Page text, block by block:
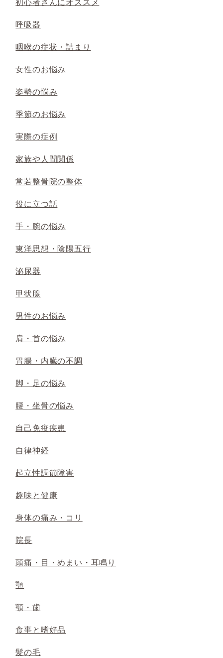
呼吸器
咽喉の症状・詰まり
女性のお悩み
姿勢の悩み
季節のお悩み
実際の症例
家族や人間関係
常若整骨院の整体
役に立つ話
手・腕の悩み
東洋思想・陰陽五行
泌尿器
甲状腺
男性のお悩み
肩・首の悩み
胃腸・内臓の不調
脚・足の悩み
腰・坐骨の悩み
自己免疫疾患
自律神経
起立性調節障害
趣味と健康
身体の痛み・コリ
院長
頭痛・目・めまい・耳鳴り
顎
顎・歯
食事と嗜好品
髪の毛